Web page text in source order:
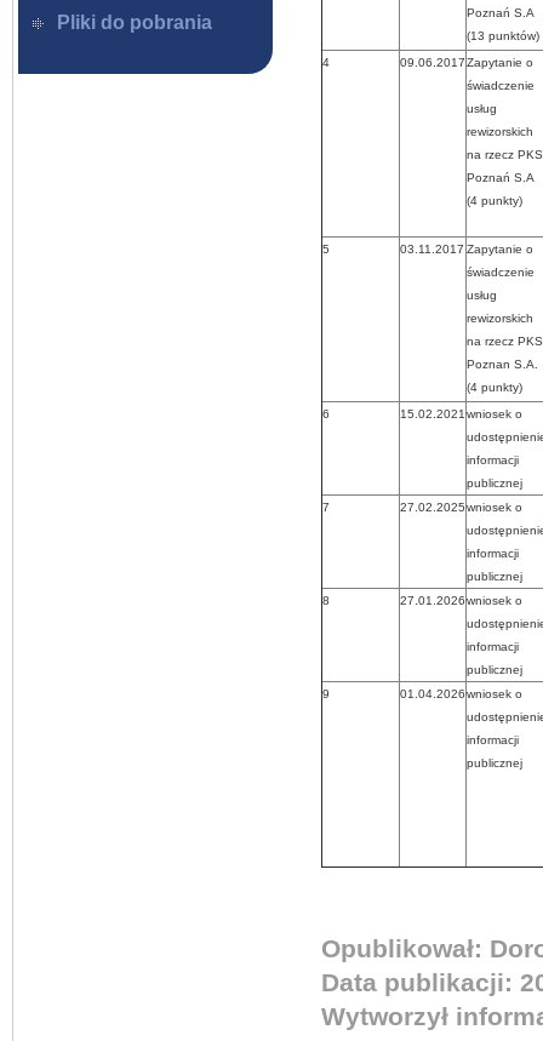
Poznań S.A
(13 punktów)
4
09.06.2017Zapytanie o
świadczenie
usług
rewizorskich
na rzecz PKS
Poznań S.A
(4 punkty)
5 03.11.2017 Zapytanie o
świadczenie
usług
rewizorskich
na rzecz PKS
Poznan S.A.
(4 punkty)
6
15.02.2021 wniosek o
informacji
publicznej
7
27.02.2025wniosek o
informacji
publicznej
8
27.01.2026wniosek o
informacji
publicznej
9
01.04.2026wniosek o
informacji
publicznej
Opublikował:
Data publikacji:
Wytworzył
Pliki do pobrania